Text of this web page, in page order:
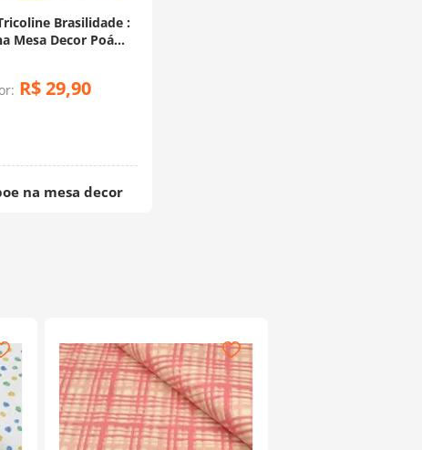
Brasilidade :
Mesa Decor Poá
R$ 29,90
na mesa decor